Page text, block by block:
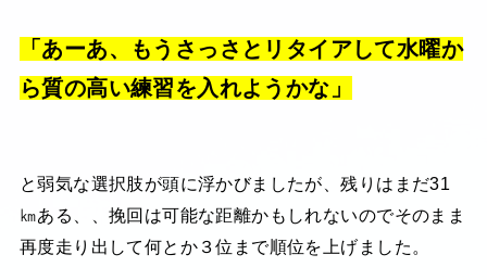
「あーあ、もうさっさとリタイアして水曜か
ら質の高い練習を入れようかな」
と弱気な選択肢が頭に浮かびましたが、残りはまだ31
㎞ある、、挽回は可能な距離かもしれないのでそのまま
再度走り出して何とか３位まで順位を上げました。